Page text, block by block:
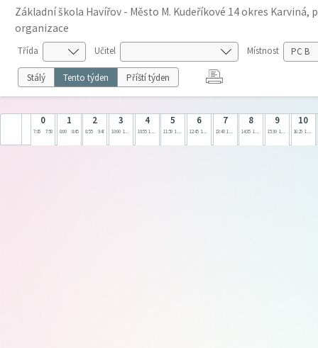
Základní škola Havířov - Město M. Kudeříkové 14 okres Karviná,
organizace
Třída Učitel Místnost
Stálý Tento týden Příští týden
0
7:05 7:50
1
8:00 8:45
2
8:55 9:40
3
10:00 10:45
4
10:55 11:40
5
11:50 12:35
6
12:45 13:30
7
13:40 14:25
8
14:35 15:20
9
15:30 16:15
10
16:25 17:10